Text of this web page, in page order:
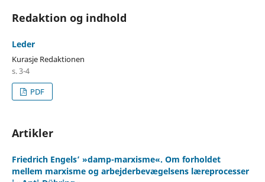
Redaktion og indhold
Leder
Kurasje Redaktionen
s. 3-4
PDF
Artikler
Friedrich Engels’ »damp-marxisme«. Om forholdet
mellem marxisme og arbejderbevægelsens læreprocesser